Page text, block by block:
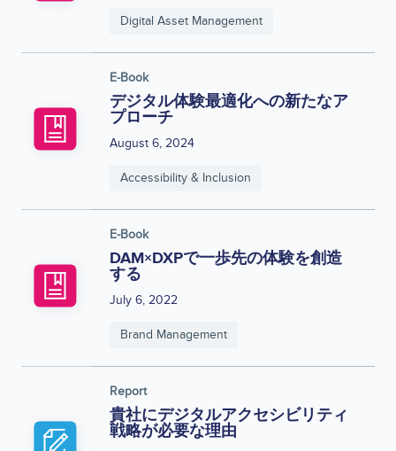
Digital Asset Management
E-Book
デジタル体験最適化への新たなア
プローチ
August 6, 2024
Accessibility & Inclusion
E-Book
DAM×DXPで一歩先の体験を創造
する
July 6, 2022
Brand Management
Report
貴社にデジタルアクセシビリティ
戦略が必要な理由